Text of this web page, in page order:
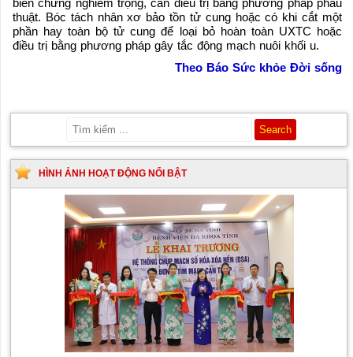
biến chứng nghiêm trọng, cần điều trị bằng phương pháp phẫu
thuật. Bóc tách nhân xơ bảo tồn tử cung hoặc có khi cắt một
phần hay toàn bộ tử cung để loại bỏ hoàn toàn UXTC hoặc
điều trị bằng phương pháp gây tắc động mạch nuôi khối u.
Theo Báo Sức khỏe Đời sống
HÌNH ẢNH HOẠT ĐỘNG NỔI BẬT